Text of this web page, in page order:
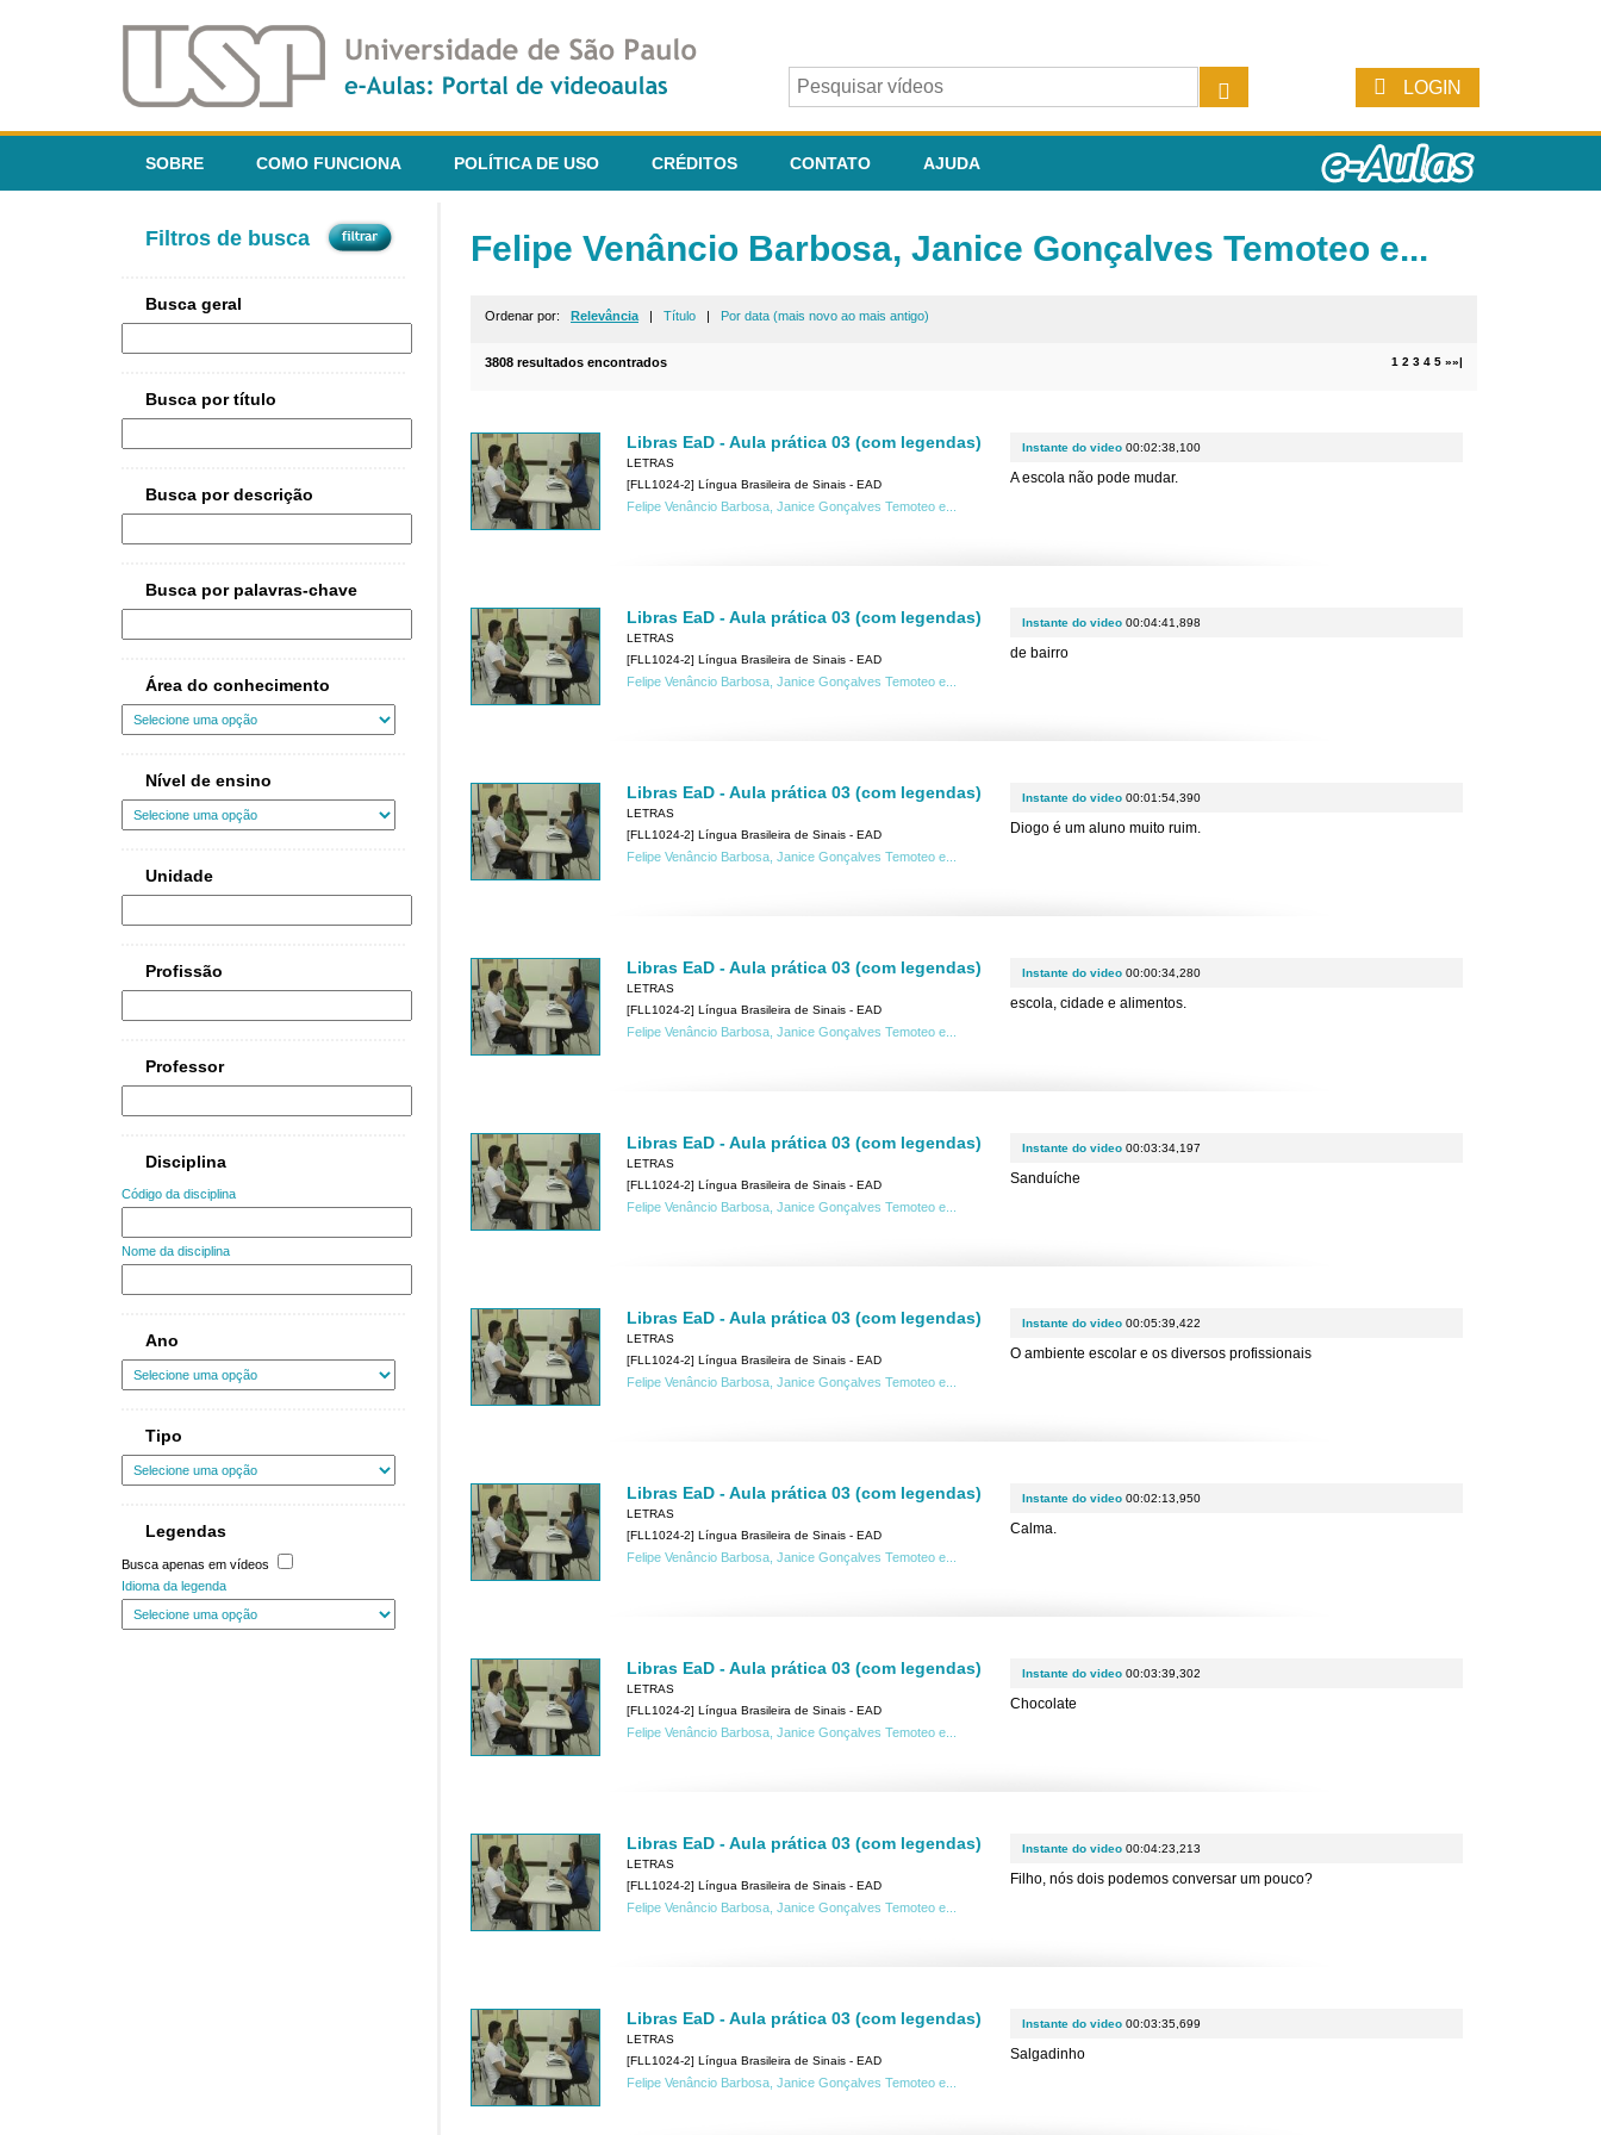
LOGIN
SOBRE COMO FUNCIONA POLÍTICA DE USO CRÉDITOS CONTATO AJUDA
Filtros de busca
Busca geral
Busca por título
Busca por descrição
Busca por palavras-chave
Área do conhecimento
Nível de ensino
Unidade
Profissão
Professor
Disciplina
Código da disciplina
Nome da disciplina
Ano
Tipo
Legendas
Busca apenas em vídeos
Idioma da legenda
Felipe Venâncio Barbosa, Janice Gonçalves Temoteo e...
Ordenar por: Relevância | Título | Por data (mais novo ao mais antigo)
1 2 3 4 5 »»|
3808 resultados encontrados
Libras EaD - Aula prática 03 (com legendas)
LETRAS
[FLL1024-2] Língua Brasileira de Sinais - EAD
Felipe Venâncio Barbosa, Janice Gonçalves Temoteo e...
Instante do video 00:02:38,100
A escola não pode mudar.
Libras EaD - Aula prática 03 (com legendas)
LETRAS
[FLL1024-2] Língua Brasileira de Sinais - EAD
Felipe Venâncio Barbosa, Janice Gonçalves Temoteo e...
Instante do video 00:04:41,898
de bairro
Libras EaD - Aula prática 03 (com legendas)
LETRAS
[FLL1024-2] Língua Brasileira de Sinais - EAD
Felipe Venâncio Barbosa, Janice Gonçalves Temoteo e...
Instante do video 00:01:54,390
Diogo é um aluno muito ruim.
Libras EaD - Aula prática 03 (com legendas)
LETRAS
[FLL1024-2] Língua Brasileira de Sinais - EAD
Felipe Venâncio Barbosa, Janice Gonçalves Temoteo e...
Instante do video 00:00:34,280
escola, cidade e alimentos.
Libras EaD - Aula prática 03 (com legendas)
LETRAS
[FLL1024-2] Língua Brasileira de Sinais - EAD
Felipe Venâncio Barbosa, Janice Gonçalves Temoteo e...
Instante do video 00:03:34,197
Sanduíche
Libras EaD - Aula prática 03 (com legendas)
LETRAS
[FLL1024-2] Língua Brasileira de Sinais - EAD
Felipe Venâncio Barbosa, Janice Gonçalves Temoteo e...
Instante do video 00:05:39,422
O ambiente escolar e os diversos profissionais
Libras EaD - Aula prática 03 (com legendas)
LETRAS
[FLL1024-2] Língua Brasileira de Sinais - EAD
Felipe Venâncio Barbosa, Janice Gonçalves Temoteo e...
Instante do video 00:02:13,950
Calma.
Libras EaD - Aula prática 03 (com legendas)
LETRAS
[FLL1024-2] Língua Brasileira de Sinais - EAD
Felipe Venâncio Barbosa, Janice Gonçalves Temoteo e...
Instante do video 00:03:39,302
Chocolate
Libras EaD - Aula prática 03 (com legendas)
LETRAS
[FLL1024-2] Língua Brasileira de Sinais - EAD
Felipe Venâncio Barbosa, Janice Gonçalves Temoteo e...
Instante do video 00:04:23,213
Filho, nós dois podemos conversar um pouco?
Libras EaD - Aula prática 03 (com legendas)
LETRAS
[FLL1024-2] Língua Brasileira de Sinais - EAD
Felipe Venâncio Barbosa, Janice Gonçalves Temoteo e...
Instante do video 00:03:35,699
Salgadinho